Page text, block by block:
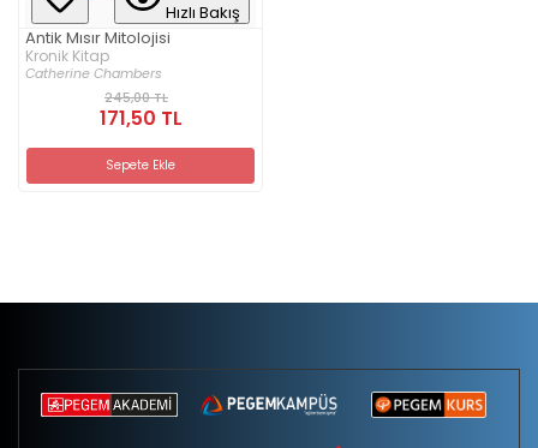
Hızlı Bakış
Antik Mısır Mitolojisi
Kronik Kitap
Catherine Chambers
245,00 TL
171,50 TL
Sepete Ekle